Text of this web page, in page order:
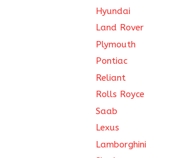
Hyundai
Land Rover
Plymouth
Pontiac
Reliant
Rolls Royce
Saab
Lexus
Lamborghini